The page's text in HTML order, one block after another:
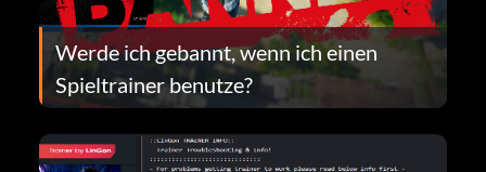
Werde ich gebannt, wenn ich einen
Spieltrainer benutze?